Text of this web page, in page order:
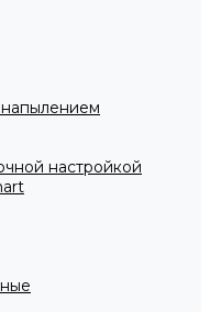
настройкой